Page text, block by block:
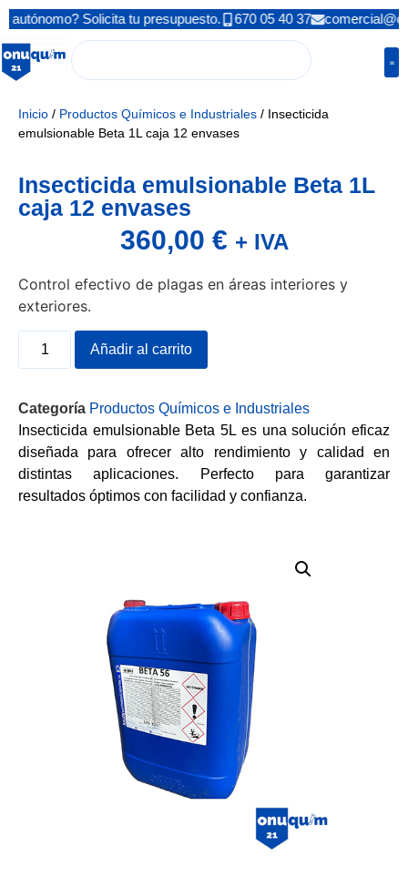
autónomo? Solicita tu presupuesto. 670 05 40 37
Inicio / Productos Químicos e Industriales / Insecticida
emulsionable Beta 1L caja 12 envases
Insecticida emulsionable Beta 1L
caja 12 envases
360,00 € + IVA
Control efectivo de plagas en áreas interiores y
exteriores.
Añadir al carrito
Categoría Productos Químicos e Industriales
Insecticida emulsionable Beta 5L es una solución eficaz
diseñada para ofrecer alto rendimiento y calidad en
distintas aplicaciones. Perfecto para garantizar
resultados óptimos con facilidad y confianza.